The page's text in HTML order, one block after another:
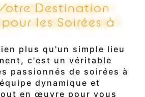
Destination
les Soirées à
plus qu'un simple lieu
c'est un véritable
passionnés de soirées à
dynamique et
en œuvre pour vous